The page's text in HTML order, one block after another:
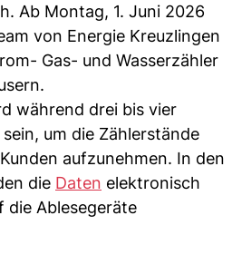
Ab Montag, 1. Juni 2026
von Energie Kreuzlingen
Gas- und Wasserzähler
während drei bis vier
um die Zählerstände
aufzunehmen. In den
die Daten elektronisch
die Ablesegeräte